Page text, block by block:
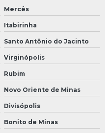
Mercês
Itabirinha
Santo Antônio do Jacinto
Virginópolis
Rubim
Novo Oriente de Minas
Divisópolis
Bonito de Minas